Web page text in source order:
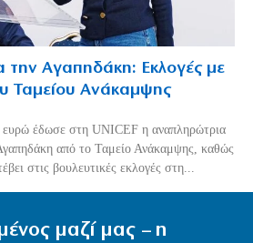
την Αγαπηδάκη: Εκλογές με
Ταμείου Ανάκαμψης
έδωσε στη UNICEF η αναπληρώτρια
από το Ταμείο Ανάκαμψης, καθώς
στις βουλευτικές εκλογές στη...
μαζί μας – η